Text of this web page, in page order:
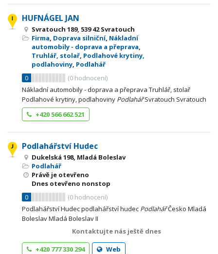
HUFNÁGEL JAN
Svratouch 189, 539 42 Svratouch
Firma, Doprava silniční, Nákladní
automobily - doprava a přeprava,
Truhlář, stolař, Podlahové krytiny,
podlahoviny, Podlahář
0
(0 hodnocení)
Nákladní automobily - doprava a přeprava Truhlář, stolař
Podlahové krytiny, podlahoviny PodlahářSvratouch Svratouch
+420 566 662 521
Podlahářství Hudec
Dukelská 198, Mladá Boleslav
Podlahář
Právě je otevřeno
Dnes otevřeno nonstop
0
(0 hodnocení)
Podlahářství Hudec podlahářství hudec PodlahářČesko Mladá
Boleslav Mladá Boleslav II
Kontaktujte nás ještě dnes
+420 777 330 294 Web